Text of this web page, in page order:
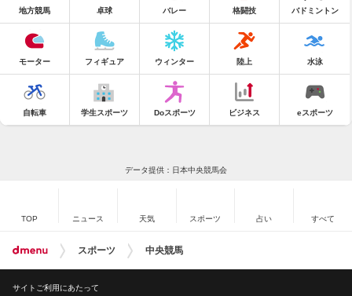
地方競馬 卓球 バレー 格闘技 バドミントン
モーター フィギュア ウィンター 陸上 水泳
自転車 学生スポーツ Doスポーツ ビジネス eスポーツ
データ提供：日本中央競馬会
TOP ニュース 天気 スポーツ 占い すべて
スポーツ 中央競馬
サイトご利用にあたって